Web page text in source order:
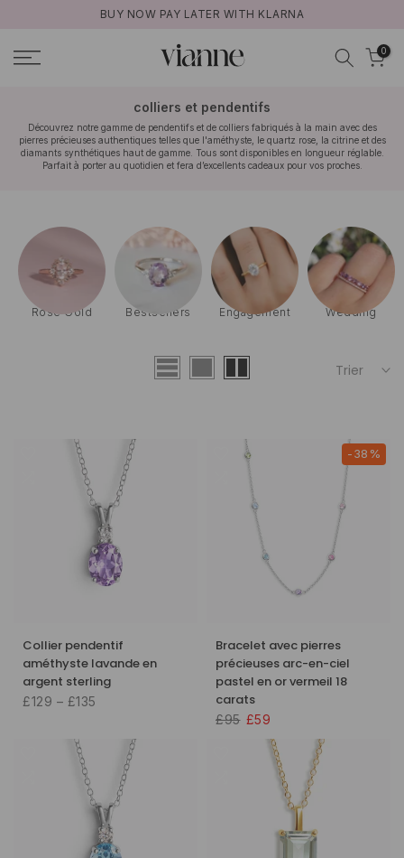
contenu
BUY NOW PAY LATER WITH KLARNA
0
colliers et pendentifs
Découvrez notre gamme de pendentifs et de colliers fabriqués à la main avec des
pierres précieuses authentiques telles que l'améthyste, le quartz rose, la citrine et des
diamants synthétiques haut de gamme. Tous sont disponibles en longueur réglable.
Parfait à porter au quotidien et fera d’excellents cadeaux pour vos proches.
Rose Gold Bestsellers Engagement Wedding
Trier
Collier pendentif
améthyste lavande en
argent sterling
£129 – £135
-38%
Bracelet avec pierres
précieuses arc-en-ciel
pastel en or vermeil 18
carats
£95 £59